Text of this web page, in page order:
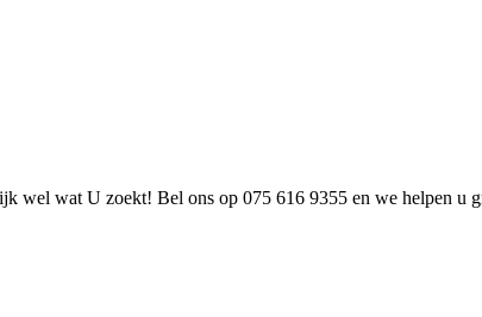
wel wat U zoekt! Bel ons op 075 616 9355 en we helpen u